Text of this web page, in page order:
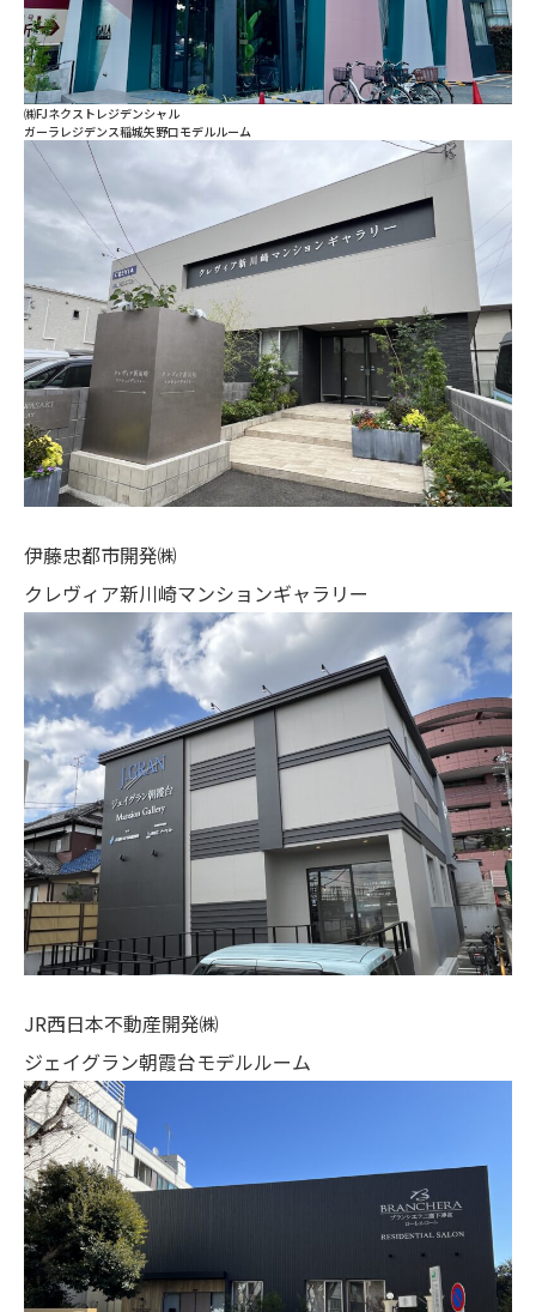
㈱FJネクストレジデンシャル
ガーラレジデンス稲城矢野口モデルルーム
伊藤忠都市開発㈱
クレヴィア新川崎マンションギャラリー
JR西日本不動産開発㈱
ジェイグラン朝霞台モデルルーム